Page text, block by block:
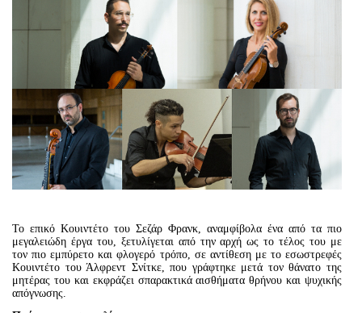
Το επικό Κουιντέτο του Σεζάρ Φρανκ, αναμφίβολα ένα από τα πιο
μεγαλειώδη έργα του, ξετυλίγεται από την αρχή ως το τέλος του με
τον πιο εμπύρετο και φλογερό τρόπο, σε αντίθεση με το εσωστρεφές
Κουιντέτο του Άλφρεντ Σνίτκε, που γράφτηκε μετά τον θάνατο της
μητέρας του και εκφράζει σπαρακτικά αισθήματα θρήνου και ψυχικής
απόγνωσης.